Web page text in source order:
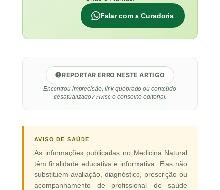
Falar com a Curadoria
REPORTAR ERRO NESTE ARTIGO
Encontrou imprecisão, link quebrado ou conteúdo
desatualizado? Avise o conselho editorial.
AVISO DE SAÚDE
As informações publicadas no Medicina Natural
têm finalidade educativa e informativa. Elas não
substituem avaliação, diagnóstico, prescrição ou
acompanhamento de profissional de saúde